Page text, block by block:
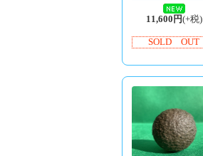
11,600円(+税)
SOLD OUT